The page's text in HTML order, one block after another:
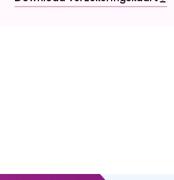
— Verzekeringskaart (IPID) -